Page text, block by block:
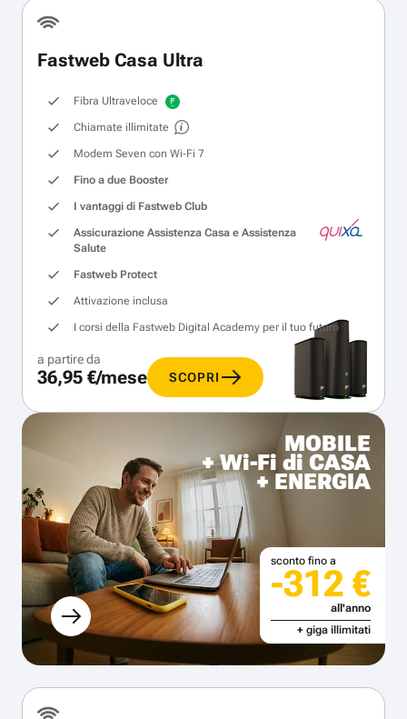
Fastweb Casa Ultra
Fibra Ultraveloce
Chiamate illimitate
Modem Seven con Wi‑Fi 7
Fino a due Booster
I vantaggi di Fastweb Club
Assicurazione Assistenza Casa e Assistenza
Salute
Fastweb Protect
Attivazione inclusa
I corsi della Fastweb Digital Academy per il tuo futuro
a partire da
36,95 €/mese SCOPRI
MOBILE
+ Wi-Fi di CASA
+ ENERGIA
sconto fino a
-312 €
all'anno
+ giga illimitati